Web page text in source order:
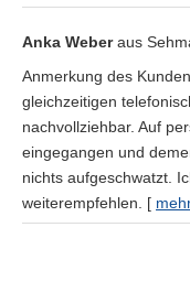
Anka Weberaus
Anmerkung des
gleichzeitigen
nachvollziehbar. Auf
eingegangen und
nichts aufgeschwatzt.
weiterempfehlen. [